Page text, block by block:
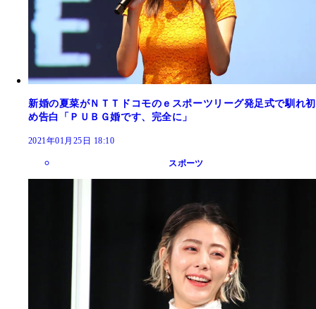
新婚の夏菜がＮＴＴドコモのｅスポーツリーグ発足式で馴れ初
め告白「ＰＵＢＧ婚です、完全に」
2021年01月25日 18:10
スポーツ